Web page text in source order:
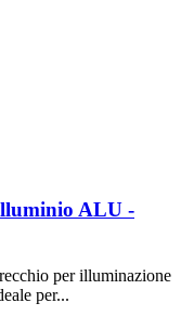
ALU -
per illuminazione
per...